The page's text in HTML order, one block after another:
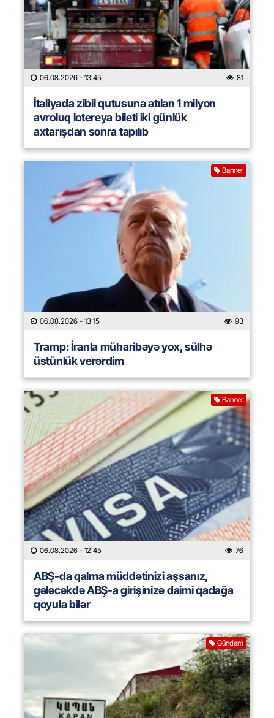
06.08.2026 - 13:45 81
İtaliyada zibil qutusuna atılan 1 milyon
avroluq lotereya bileti iki günlük
axtarışdan sonra tapılıb
Banner
06.08.2026 - 13:15 93
Tramp: İranla müharibəyə yox, sülhə
üstünlük verərdim
Banner
06.08.2026 - 12:45 76
ABŞ-da qalma müddətinizi aşsanız,
gələcəkdə ABŞ-a girişinizə daimi qadağa
qoyula bilər
Gündəm